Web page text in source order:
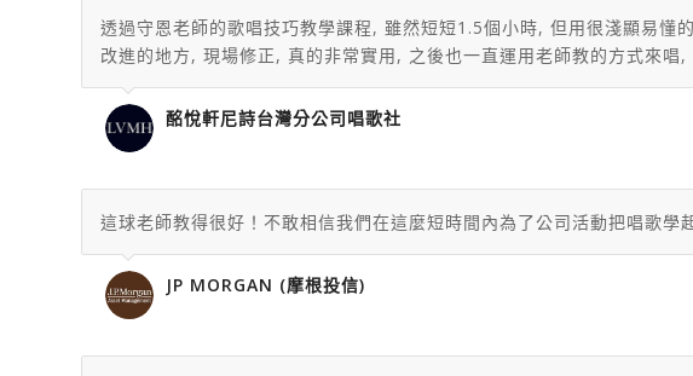
透過守恩老師的歌唱技巧教學課程, 雖然短短1.5個小時, 但用很淺顯易
改進的地方, 現場修正, 真的非常實用, 之後也一直運用老師教的方式來唱
酩悅軒尼詩台灣分公司唱歌社
這球老師教得很好！不敢相信我們在這麼短時間內為了公司活動把唱歌學
JP MORGAN (摩根投信)